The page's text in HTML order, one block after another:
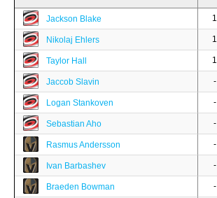
Jackson Blake 1
Nikolaj Ehlers 1
Taylor Hall 1
Jaccob Slavin -
Logan Stankoven -
Sebastian Aho -
Rasmus Andersson -
Ivan Barbashev -
Braeden Bowman -